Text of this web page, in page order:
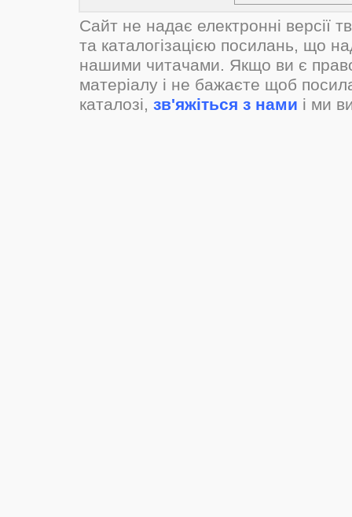
Сайт не надає електронні версії
та каталогізацією посилань, що
нашими читачами. Якщо ви є
матеріалу і не бажаєте щоб
каталозі, зв'яжіться з нами і ми